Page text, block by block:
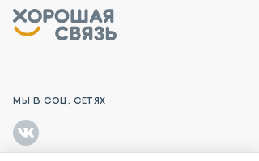
МЫ В СОЦ. СЕТЯХ